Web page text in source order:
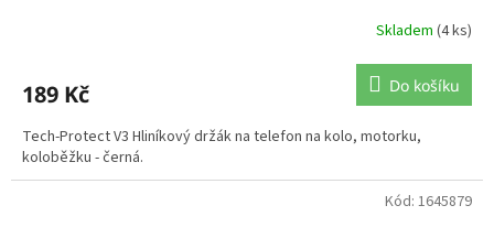
Skladem (4 ks)
189 Kč Do košíku
Tech-Protect V3 Hliníkový držák na telefon na kolo, motorku,
koloběžku - černá.
Kód: 1645879